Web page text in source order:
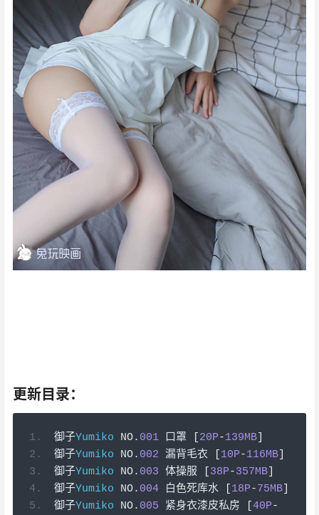
更新目录：
御子Yumiko NO. 001 口罩 20P-139MB]
御子Yumiko NO. 002 漏背毛衣 10P-116MB]
御子Yumiko NO. 003 体操服 38P-357MB]
御子Yumiko NO. 004 白色死库水 18P-75MB]
御子Yumiko NO. 005 紧身衣漆皮私房 40P-